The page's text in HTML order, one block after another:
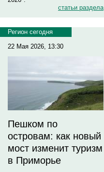
статьи раздела
Регион сегодня
22 Мая 2026, 13:30
Пешком по
островам: как новый
мост изменит туризм
в Приморье